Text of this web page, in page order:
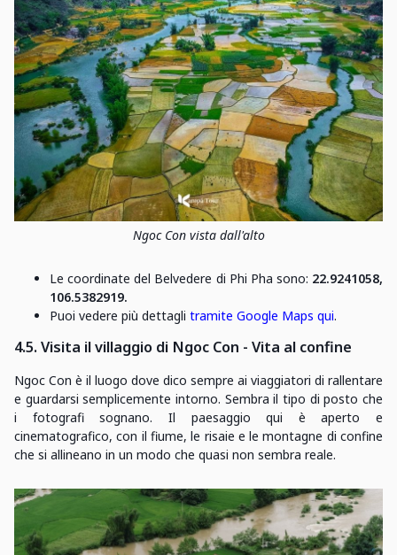
Ngoc Con vista dall'alto
Le coordinate del Belvedere di Phi Pha sono: 22.9241058,
106.5382919.
Puoi vedere più dettagli tramite Google Maps qui.
4.5. Visita il villaggio di Ngoc Con - Vita al confine
Ngoc Con è il luogo dove dico sempre ai viaggiatori di rallentare
e guardarsi semplicemente intorno. Sembra il tipo di posto che
i fotografi sognano. Il paesaggio qui è aperto e
cinematografico, con il fiume, le risaie e le montagne di confine
che si allineano in un modo che quasi non sembra reale.